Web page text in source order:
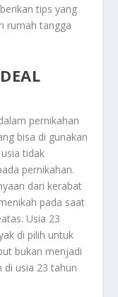
tips yang
rumah tangga
pernikahan
bisa di gunakan
tidak
pernikahan.
dari kerabat
pada saat
Usia 23
di pilih untuk
bukan menjadi
usia 23 tahun